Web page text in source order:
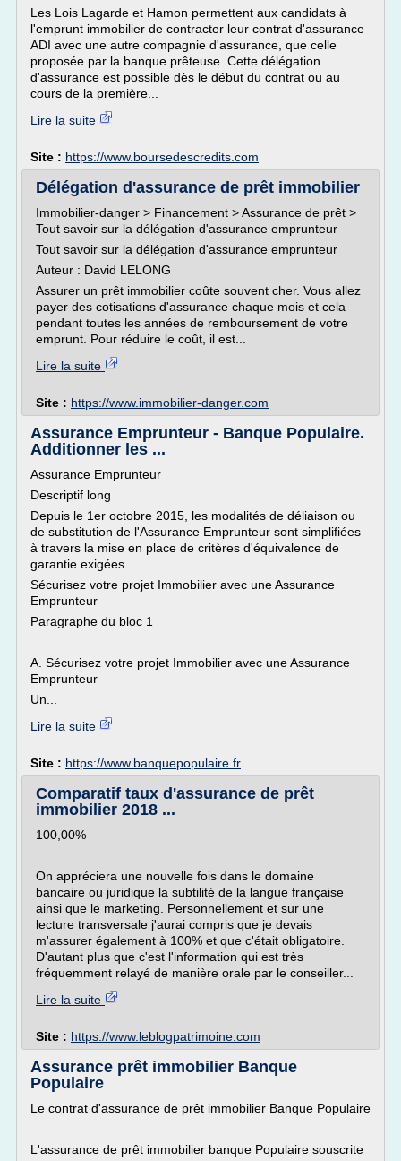
Les Lois Lagarde et Hamon permettent aux candidats à
l'emprunt immobilier de contracter leur contrat d'assurance
ADI avec une autre compagnie d'assurance, que celle
proposée par la banque prêteuse. Cette délégation
d'assurance est possible dès le début du contrat ou au
cours de la première...
Lire la suite
Site : https://www.boursedescredits.com
Délégation d'assurance de prêt immobilier
Immobilier-danger > Financement > Assurance de prêt >
Tout savoir sur la délégation d'assurance emprunteur
Tout savoir sur la délégation d'assurance emprunteur
Auteur : David LELONG
Assurer un prêt immobilier coûte souvent cher. Vous allez
payer des cotisations d'assurance chaque mois et cela
pendant toutes les années de remboursement de votre
emprunt. Pour réduire le coût, il est...
Lire la suite
Site : https://www.immobilier-danger.com
Assurance Emprunteur - Banque Populaire.
Additionner les ...
Assurance Emprunteur
Descriptif long
Depuis le 1er octobre 2015, les modalités de déliaison ou
de substitution de l'Assurance Emprunteur sont simplifiées
à travers la mise en place de critères d'équivalence de
garantie exigées.
Sécurisez votre projet Immobilier avec une Assurance
Emprunteur
Paragraphe du bloc 1
A. Sécurisez votre projet Immobilier avec une Assurance
Emprunteur
Un...
Lire la suite
Site : https://www.banquepopulaire.fr
Comparatif taux d'assurance de prêt
immobilier 2018 ...
100,00%
On appréciera une nouvelle fois dans le domaine
bancaire ou juridique la subtilité de la langue française
ainsi que le marketing. Personnellement et sur une
lecture transversale j'aurai compris que je devais
m'assurer également à 100% et que c'était obligatoire.
D'autant plus que c'est l'information qui est très
fréquemment relayé de manière orale par le conseiller...
Lire la suite
Site : https://www.leblogpatrimoine.com
Assurance prêt immobilier Banque
Populaire
Le contrat d'assurance de prêt immobilier Banque Populaire
L'assurance de prêt immobilier banque Populaire souscrite